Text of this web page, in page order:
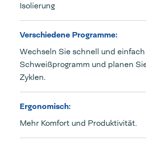
Isolierung
Verschiedene Programme:
Wechseln Sie schnell und
Schweißprogramm und planen
Zyklen.
Ergonomisch:
Mehr Komfort und Produktivität.